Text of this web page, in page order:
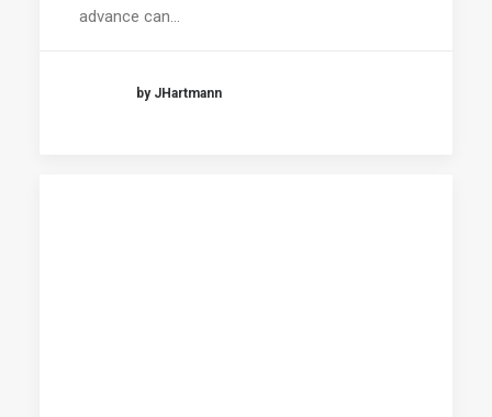
advance can…
by JHartmann